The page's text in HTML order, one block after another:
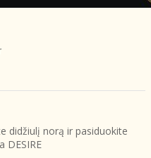
didžiulį norą ir pasiduokite
DESIRE